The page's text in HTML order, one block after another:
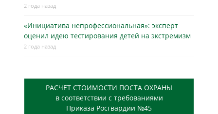
2 года назад
«Инициатива непрофессиональная»: эксперт
оценил идею тестирования детей на экстремизм
2 года назад
РАСЧЕТ СТОИМОСТИ ПОСТА ОХРАНЫ
в соответствии с требованиями
Приказа Росгвардии №45